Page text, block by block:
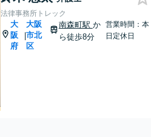
法律事務所トレック
大
阪
府
|
大阪
市北
区
南森町駅 か
ら徒歩8分
営業時間：本
日定休日